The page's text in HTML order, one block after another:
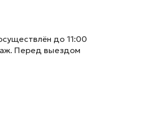
до 11:00
Перед выездом